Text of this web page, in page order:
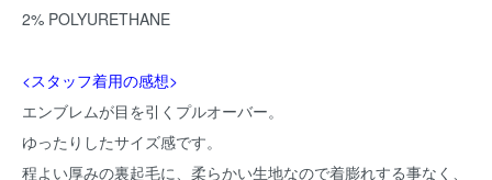
2% POLYURETHANE
<スタッフ着用の感想>
エンブレムが目を引くプルオーバー。
ゆったりしたサイズ感です。
程よい厚みの裏起毛に、柔らかい生地なので着膨れする事なく、